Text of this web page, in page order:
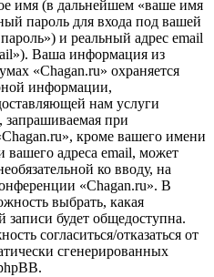
имя (в дальнейшем «ваше имя
пароль для входа под вашей
и реальный адрес email
Ваша информация из
«Chagan.ru» охраняется
информации,
нам услуги
при
кроме вашего имени
вашего адреса email, может
ко вводу, на
«Chagan.ru». В
выбрать, какая
будет общедоступна.
согласиться/отказаться от
сгенерированных